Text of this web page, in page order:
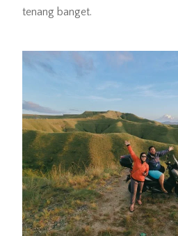
tenang banget.